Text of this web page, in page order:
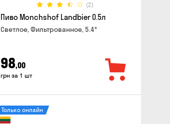
(2)
Пиво Monchshof Landbier 0.5л
Светлое, Фильтрованное, 5.4°
98,00
грн за 1 шт
Только онлайн